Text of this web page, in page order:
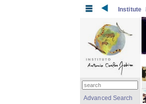
Institute
Advanced Search